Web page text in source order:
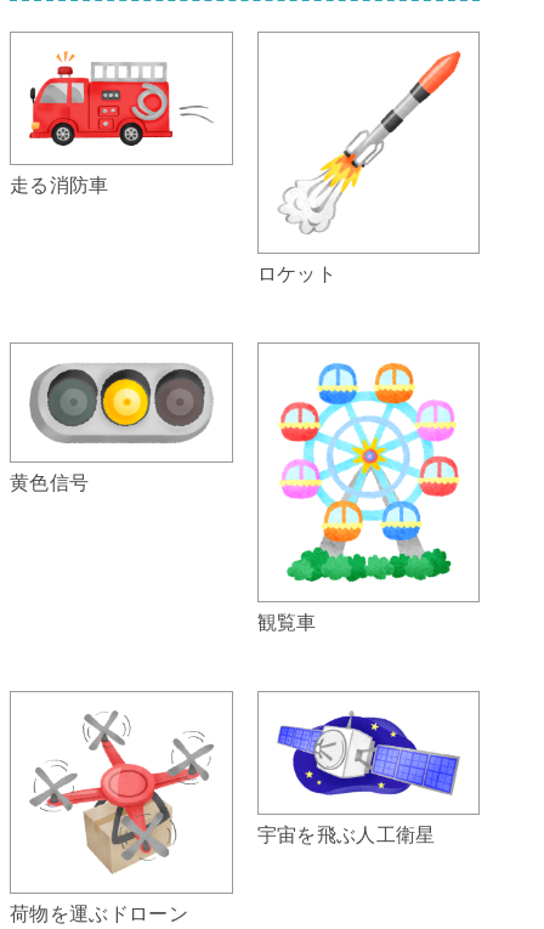
走る消防車
ロケット
黄色信号
観覧車
荷物を運ぶドローン
宇宙を飛ぶ人工衛星